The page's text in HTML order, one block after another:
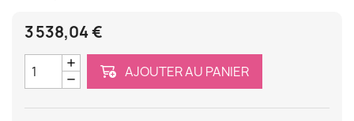
3 538,04 €
AJOUTER AU PANIER